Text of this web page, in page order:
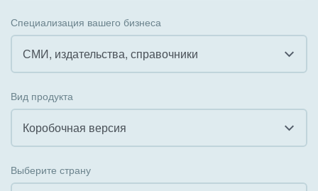
Внедрение КЭДО
Интеграция с 1С
Организация задач и проектов
Внедрение Бизнес-процессов
Специализация вашего бизнеса
СМИ, издательства, справочники
Государственные организации
Коммунальные услуги, ЖКХ
Вид продукта
Коробочная версия
Выберите страну